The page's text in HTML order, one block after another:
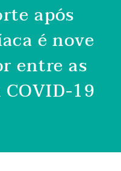
após
é nove
entre as
19